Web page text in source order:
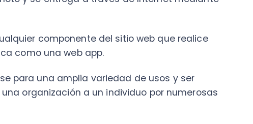
a un individuo por numerosas
incluir correo electrónico, calculadoras en
incluso, para losServicios de Impuestos
sencilla que permite revisar mediante